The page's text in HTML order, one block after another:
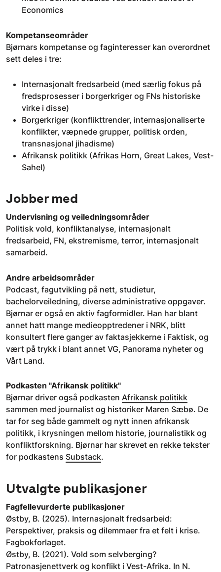
Economics
Kompetanseområder
Bjørnars kompetanse og faginteresser kan overordnet
sett deles i tre:
Internasjonalt fredsarbeid (med særlig fokus på
fredsprosesser i borgerkriger og FNs historiske
virke i disse)
Borgerkriger (konflikttrender, internasjonaliserte
konflikter, væpnede grupper, politisk orden,
transnasjonal jihadisme)
Afrikansk politikk (Afrikas Horn, Great Lakes, Vest-
Sahel)
Jobber med
Undervisning og veiledningsområder
Politisk vold, konfliktanalyse, internasjonalt
fredsarbeid, FN, ekstremisme, terror, internasjonalt
samarbeid.
Andre arbeidsområder
Podcast, fagutvikling på nett, studietur,
bachelorveiledning, diverse administrative oppgaver.
Bjørnar er også en aktiv fagformidler. Han har blant
annet hatt mange medieopptredener i NRK, blitt
konsultert flere ganger av faktasjekkerne i Faktisk, og
vært på trykk i blant annet VG, Panorama nyheter og
Vårt Land.
Podkasten "Afrikansk politikk"
Bjørnar driver også podkasten Afrikansk politikk
sammen med journalist og historiker Maren Sæbø. De
tar for seg både gammelt og nytt innen afrikansk
politikk, i krysningen mellom historie, journalistikk og
konfliktforskning. Bjørnar har skrevet en rekke tekster
for podkastens Substack.
Utvalgte publikasjoner
Fagfellevurderte publikasjoner
Østby, B. (2025). Internasjonalt fredsarbeid:
Perspektiver, praksis og dilemmaer fra et felt i krise.
Fagbokforlaget.
Østby, B. (2021). Vold som selvberging?
Patronasjenettverk og konflikt i Vest-Afrika. In N.